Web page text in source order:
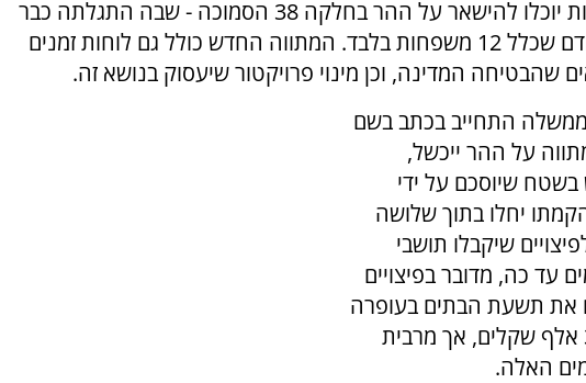
על פי המתווה החדש, 24 משפחות יוכלו להישאר על ההר בחלקה 38 הסמוכה - שבה התגלתה כבר
בעיה כאמור - בניגוד למתווה הקודם שכלל 12 משפחות בלבד. המתווה החדש כולל גם לוחות זמנים
שהבטיחה המדינה, וכן מינוי פרויקטור שיעסוק בנושא זה.
התחייב בכתב בשם
על ההר ייכשל,
בשטח שיוסכם על ידי
יחלו בתוך שלושה
שיקבלו תושבי
עד כה, מדובר בפיצויים
גם את תשעת הבתים בעופרה
– מה שיותיר לכל משפחה כ‑300 אלף שקלים, אך מרבית
האלה.